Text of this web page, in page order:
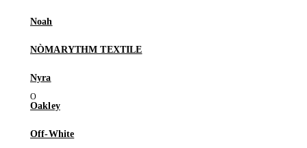
Noah
NÒMARYTHM TEXTILE
Nyra
Oakley
Off-White